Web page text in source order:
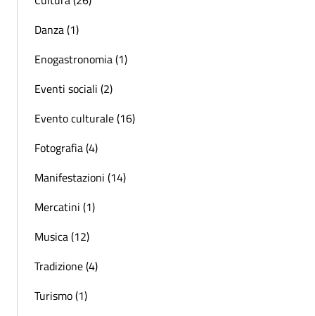
Danza (1)
Enogastronomia (1)
Eventi sociali (2)
Evento culturale (16)
Fotografia (4)
Manifestazioni (14)
Mercatini (1)
Musica (12)
Tradizione (4)
Turismo (1)